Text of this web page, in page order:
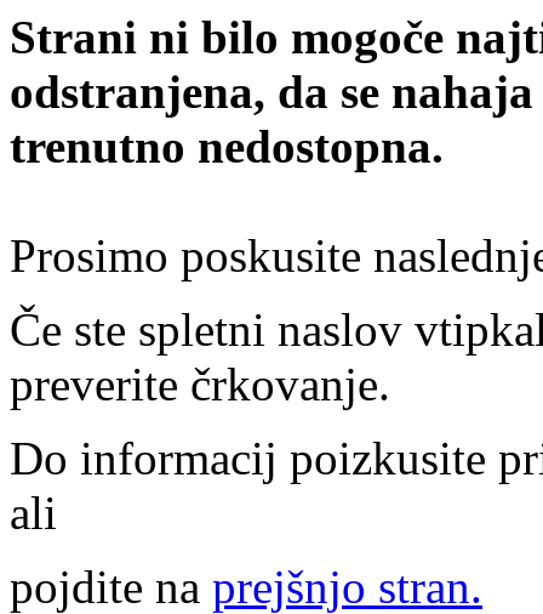
Strani ni bilo mogoče
odstranjena, da se
trenutno nedostopna.
Prosimo poskusite
Če ste spletni naslov
preverite črkovanje.
Do informacij poizkusite
ali
pojdite na prejšnjo stran.